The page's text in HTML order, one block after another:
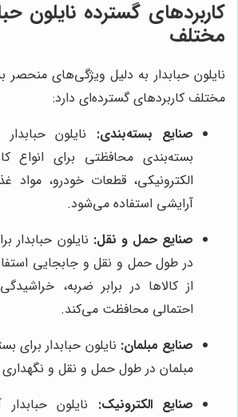
کاربردهای گسترده نایلون
مختلف
نایلون حبابدار به دلیل ویژگی‌های منحصر
مختلف کاربردهای گسترده‌ای دارد:
صنایع بسته‌بندی: نایلون
بسته‌بندی محافظتی برای انواع
الکترونیکی، قطعات خودرو، مواد
آرایشی استفاده می‌شود.
صنایع حمل و نقل: نایلون حبابدار
در طول حمل و نقل و جابجایی
از کالاها در برابر ضربه،
احتمالی محافظت می‌کند.
صنایع مبلمان: نایلون حبابدار برای
مبلمان در طول حمل و نقل و
صنایع الکترونیک: نایلون